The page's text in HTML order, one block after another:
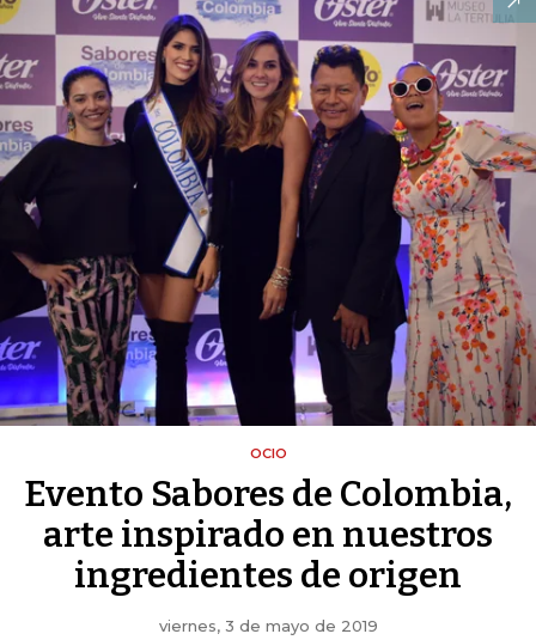
OCIO
Evento Sabores de Colombia,
arte inspirado en nuestros
ingredientes de origen
viernes, 3 de mayo de 2019